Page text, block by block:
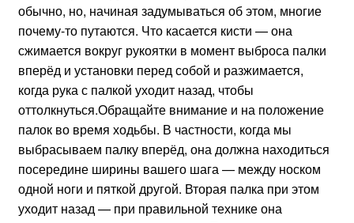
обычно, но, начиная задумываться об этом, многие
почему-то путаются. Что касается кисти — она
сжимается вокруг рукоятки в момент выброса палки
вперёд и установки перед собой и разжимается,
когда рука с палкой уходит назад, чтобы
оттолкнуться.Обращайте внимание и на положение
палок во время ходьбы. В частности, когда мы
выбрасываем палку вперёд, она должна находиться
посередине ширины вашего шага — между носком
одной ноги и пяткой другой. Вторая палка при этом
уходит назад — при правильной технике она